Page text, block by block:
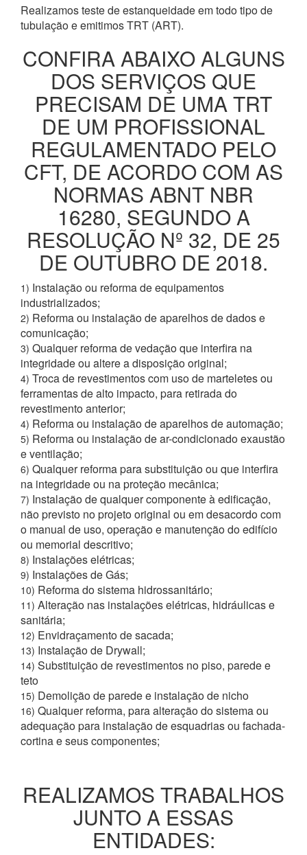
Realizamos teste de estanqueidade em todo tipo de
tubulação e emitimos TRT (ART).
CONFIRA ABAIXO ALGUNS
DOS SERVIÇOS QUE
PRECISAM DE UMA TRT
DE UM PROFISSIONAL
REGULAMENTADO PELO
CFT, DE ACORDO COM AS
NORMAS ABNT NBR
16280, SEGUNDO A
RESOLUÇÃO Nº 32, DE 25
DE OUTUBRO DE 2018.
1) Instalação ou reforma de equipamentos
industrializados;
2) Reforma ou instalação de aparelhos de dados e
comunicação;
3) Qualquer reforma de vedação que interfira na
integridade ou altere a disposição original;
4) Troca de revestimentos com uso de marteletes ou
ferramentas de alto impacto, para retirada do
revestimento anterior;
4) Reforma ou instalação de aparelhos de automação;
5) Reforma ou instalação de ar-condicionado exaustão
e ventilação;
6) Qualquer reforma para substituição ou que interfira
na integridade ou na proteção mecânica;
7) Instalação de qualquer componente à edificação,
não previsto no projeto original ou em desacordo com
o manual de uso, operação e manutenção do edifício
ou memorial descritivo;
8) Instalações elétricas;
9) Instalações de Gás;
10) Reforma do sistema hidrossanitário;
11) Alteração nas instalações elétricas, hidráulicas e
sanitária;
12) Envidraçamento de sacada;
13) Instalação de Drywall;
14) Substituição de revestimentos no piso, parede e
teto
15) Demolição de parede e instalação de nicho
16) Qualquer reforma, para alteração do sistema ou
adequação para instalação de esquadrias ou fachada-
cortina e seus componentes;
REALIZAMOS TRABALHOS
JUNTO A ESSAS
ENTIDADES: